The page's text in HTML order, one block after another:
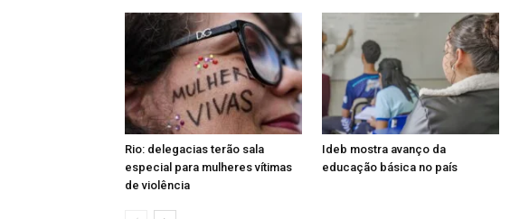
Rio: delegacias terão sala
especial para mulheres vítimas
de violência
Ideb mostra avanço da
educação básica no país